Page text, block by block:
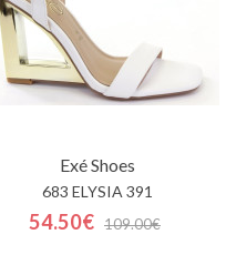
Exé Shoes
683 ELYSIA 391
54.50€ 109.00€